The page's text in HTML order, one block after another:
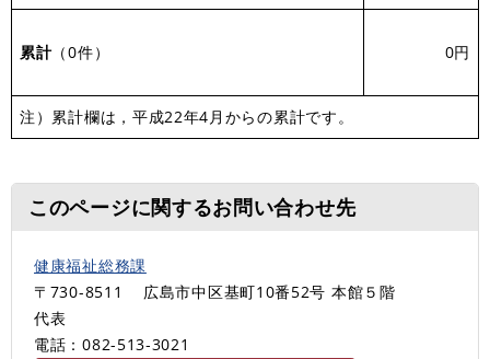
累計（0件） 0円
注）累計欄は，平成22年4月からの累計です。
このページに関するお問い合わせ先
健康福祉総務課
〒730-8511
広島市中区基町10番52号 本館５階
代表
電話：082-513‐3021